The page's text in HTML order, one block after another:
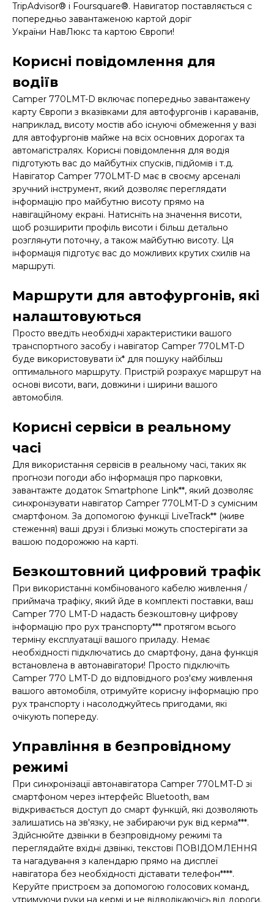
TripAdvisor® і Foursquare®. Навигатор поставляється с
попередньо завантаженою картой доріг
України НавЛюкс та картою Європи!
Корисні повідомлення для
водіїв
Camper 770LMT-D включає попередньо завантажену
карту Європи з вказівками для автофургонів і караванів,
наприклад, висоту мостів або існуючі обмеження у вазі
для автофургонів майже на всіх основних дорогах та
автомагістралях. Корисні повідомлення для водія
підготують вас до майбутніх спусків, підйомів і т.д.
Навігатор Camper 770LMT-D має в своєму арсеналі
зручний інструмент, який дозволяє переглядати
інформацію про майбутню висоту прямо на
навігаційному екрані. Натисніть на значення висоти,
щоб розширити профіль висоти і більш детально
розглянути поточну, а також майбутню висоту. Ця
інформація підготує вас до можливих крутих схилів на
маршруті.
Маршрути для автофургонів, які
налаштовуються
Просто введіть необхідні характеристики вашого
транспортного засобу і навігатор Camper 770LMT-D
буде використовувати їх* для пошуку найбільш
оптимального маршруту. Пристрій розрахує маршрут на
основі висоти, ваги, довжини і ширини вашого
автомобіля.
Корисні сервіси в реальному
часі
Для використання сервісів в реальному часі, таких як
прогнози погоди або інформація про парковки,
завантажте додаток Smartphone Link**, який дозволяє
синхронізувати навігатор Camper 770LMT-D з сумісним
смартфоном. За допомогою функції LiveTrack** (живе
стеження) ваші друзі і близькі можуть спостерігати за
вашою подорожжю на карті.
Безкоштовний цифровий трафік
При використанні комбінованого кабелю живлення /
приймача трафіку, який йде в комплекті поставки, ваш
Camper 770 LMT-D надасть безкоштовну цифрову
інформацію про рух транспорту*** протягом всього
терміну експлуатації вашого приладу. Немає
необхідності підключатись до смартфону, дана функція
встановлена в автонавігатори! Просто підключіть
Camper 770 LMT-D до відповідного роз'єму живлення
вашого автомобіля, отримуйте корисну інформацію про
рух транспорту і насолоджуйтесь пригодами, які
очікують попереду.
Управління в безпровідному
режимі
При синхронізації автонавігатора Camper 770LMT-D зі
смартфоном через інтерфейс Bluetooth, вам
відкривається доступ до смарт функцій, які дозволяють
залишатись на зв'язку, не забираючи рук від керма***.
Здійснюйте дзвінки в безпровідному режимі та
переглядайте вхідні дзвінкі, текстові ПОВІДОМЛЕННЯ
та нагадування з календарю прямо на дисплеї
навігатора без необхідності діставати телефон****.
Керуйте пристроєм за допомогою голосових команд,
утримуючи руки на кермі и не відволікаючісь від дороги.